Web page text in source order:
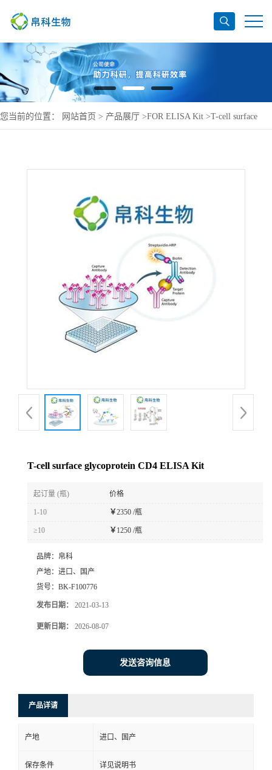
您当前的位置： 网站首页 > 产品展厅 >FOR ELISA Kit >T-cell surface
T-cell surface glycoprotein CD4 ELISA Kit
起订量 (瓶) 价格
1-10 ￥2350 /瓶
≥10 ￥ 1250 /瓶
品牌： 帛科
产地： 进口、国产
货号： BK-F100776
发布日期： 2021-03-13
更新日期： 2026-08-07
发送咨询信息
产品详请
产地 进口、国产
保存条件 详见说明书